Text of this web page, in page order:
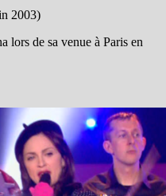
2003)
lors de sa venue à Paris en